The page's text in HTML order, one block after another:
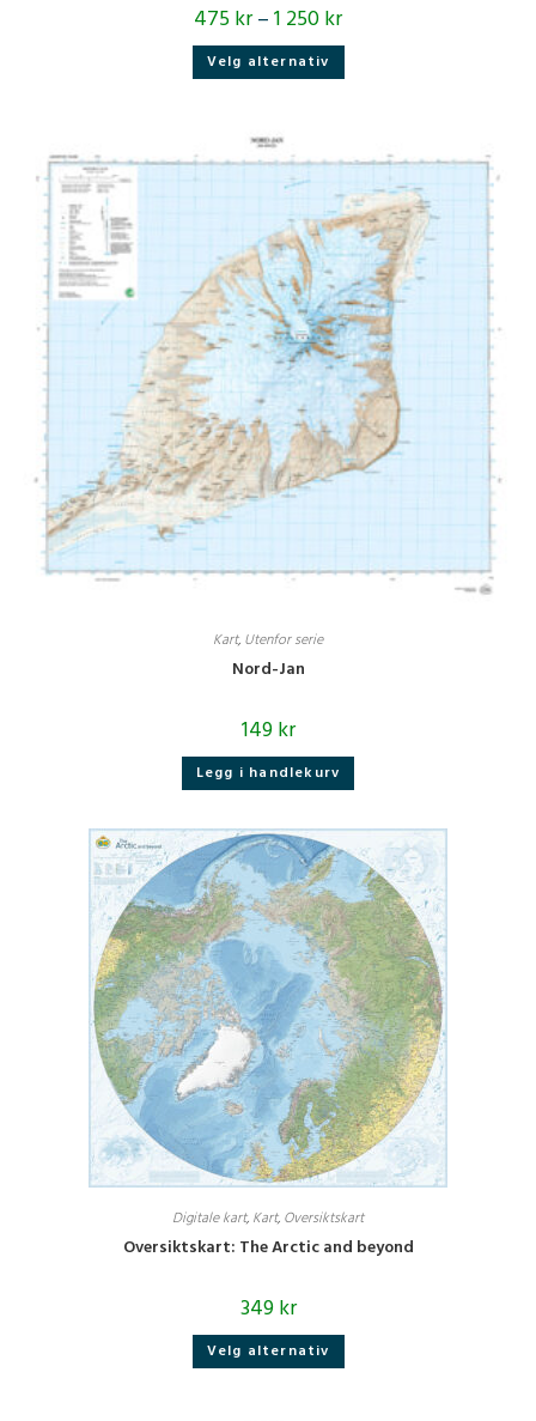
475kr–1 250kr
Velg alternativ Dette
har
kan
velges
produktsiden
Kart, Utenfor serie
Nord-Jan
149kr
Legg i handlekurv
Digitale kart, Kart, Oversiktskart
Oversiktskart: The Arctic and beyond
349kr
Velg alternativ Dette
har